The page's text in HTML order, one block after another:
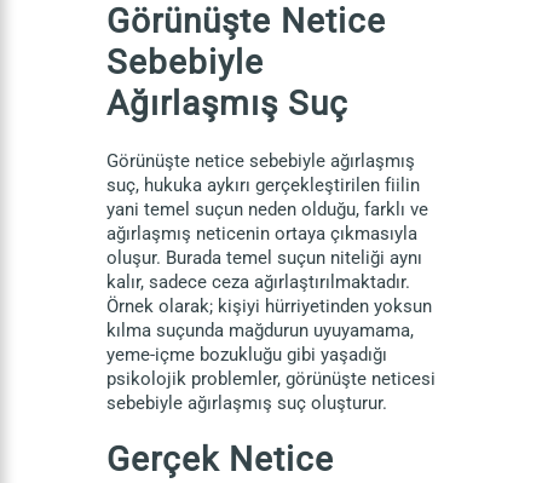
Görünüşte Netice
Sebebiyle
Ağırlaşmış Suç
Görünüşte netice sebebiyle ağırlaşmış
suç, hukuka aykırı gerçekleştirilen fiilin
yani temel suçun neden olduğu, farklı ve
ağırlaşmış neticenin ortaya çıkmasıyla
oluşur. Burada temel suçun niteliği aynı
kalır, sadece ceza ağırlaştırılmaktadır.
Örnek olarak; kişiyi hürriyetinden yoksun
kılma suçunda mağdurun uyuyamama,
yeme-içme bozukluğu gibi yaşadığı
psikolojik problemler, görünüşte neticesi
sebebiyle ağırlaşmış suç oluşturur.
Gerçek Netice